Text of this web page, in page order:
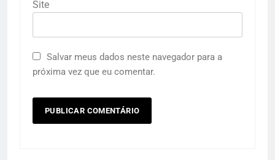
Site
Salvar meus dados neste navegador para a
próxima vez que eu comentar.